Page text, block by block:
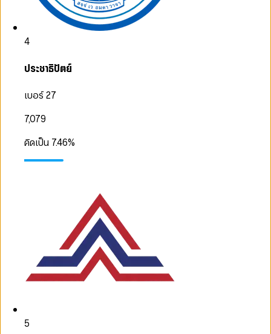
4
ประชาธิปัตย์
เบอร์ 27
7,079
คิดเป็น 7.46%
5